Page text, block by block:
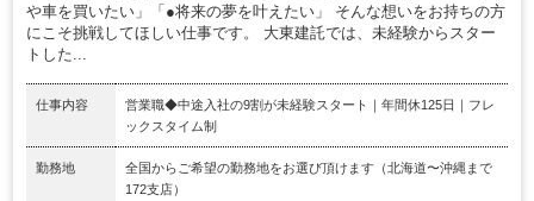
や車を買いたい」「●将来の夢を叶えたい」 そんな想いをお持ちの方
にこそ挑戦してほしい仕事です。 大東建託では、未経験からスター
トした...
仕事内容
営業職◆中途入社の9割が未経験スタート｜年間休125日｜フレ
ックスタイム制
勤務地
全国からご希望の勤務地をお選び頂けます（北海道〜沖縄まで
172支店）